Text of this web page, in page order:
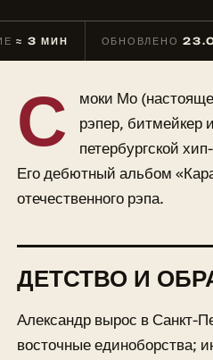
≈ 3 МИН ОБНОВЛЕНО
С
моки Мо
рэпер, битмейкер
петербургской
Его дебютный альбом
отечественного рэпа.
ДЕТСТВО И
Александр вырос в Санкт-
восточные единоборства;